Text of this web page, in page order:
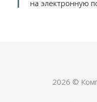
на электронную
2026 ©